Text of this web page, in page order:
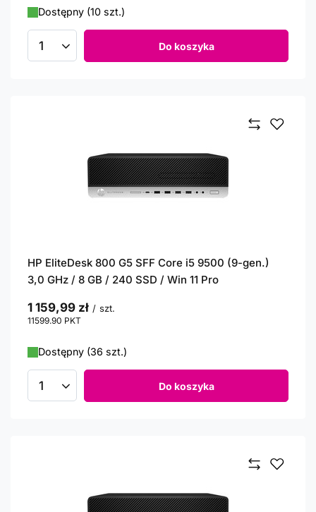
Dostępny (10 szt.)
Ilość produktów Do koszyka
HP EliteDesk 800 G5 SFF Core i5 9500 (9-gen.)
3,0 GHz / 8 GB / 240 SSD / Win 11 Pro
1 159,99 zł / szt.
11599.90 PKT
Dostępny (36 szt.)
Ilość produktów Do koszyka